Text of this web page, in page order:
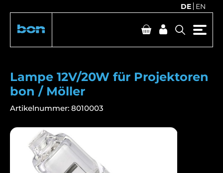
DE EN
Lampe 12V/20W für Projektoren
bon / Möller
Artikelnummer: 8010003